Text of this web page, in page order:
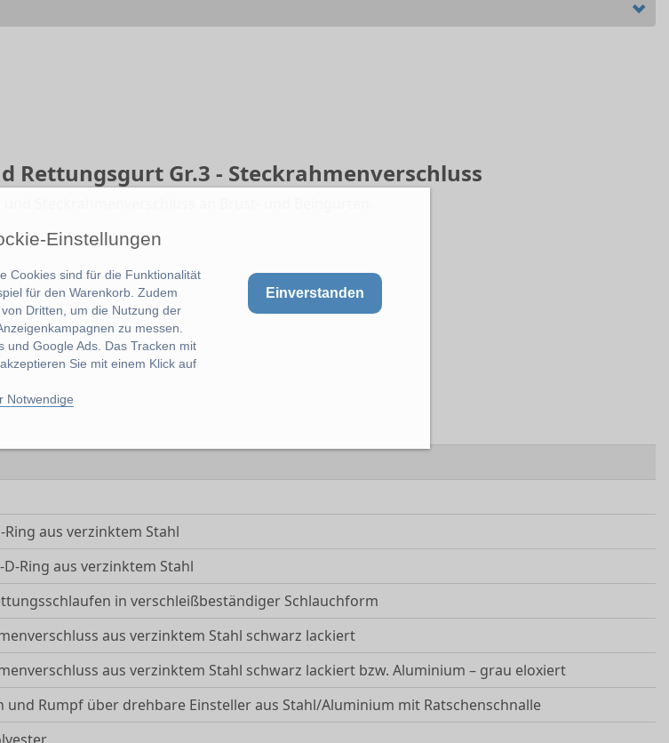
Einstellungen
Cookies sind für die Funktionalität
für den Warenkorb. Zudem
Dritten, um die Nutzung der
zu messen.
und Google Ads. Das Tracken mit
Sie mit einem Klick auf
Notwendige
Einverstanden
Rettungsgurt Gr.3 - Steckrahmenverschluss
Steckrahmenverschluss an Brust- und Beingurten.
Ring aus verzinktem Stahl
Ring aus verzinktem Stahl
in verschleißbeständiger Schlauchform
aus verzinktem Stahl schwarz lackiert
aus verzinktem Stahl schwarz lackiert bzw. Aluminium – grau eloxiert
und Rumpf über drehbare Einsteller aus Stahl/Aluminium mit Ratschenschnalle